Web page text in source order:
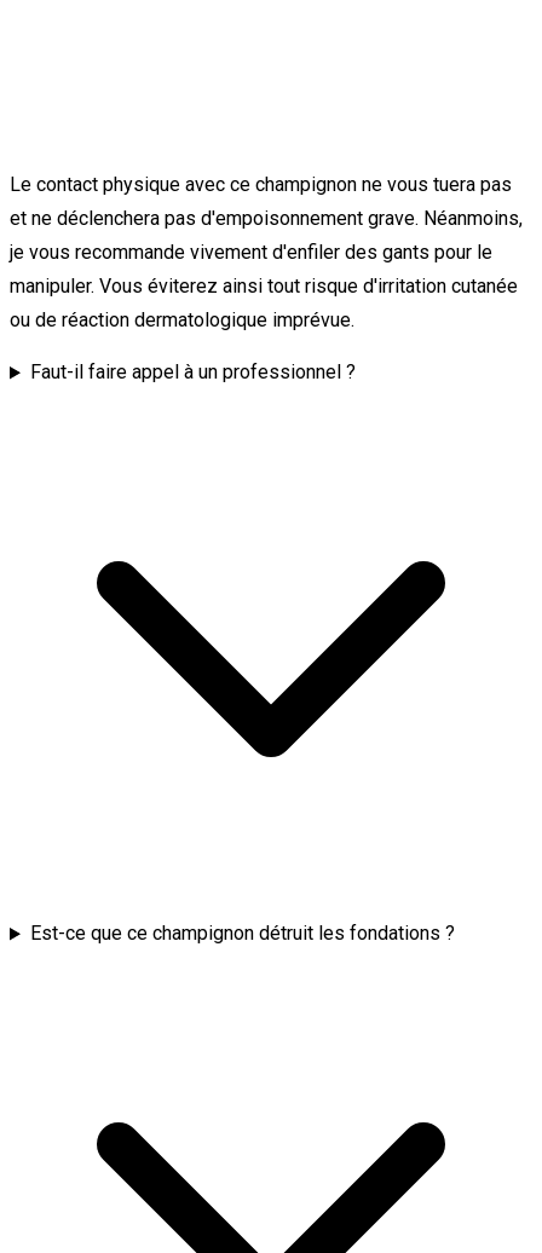
Le contact physique avec ce champignon ne vous tuera pas
et ne déclenchera pas d'empoisonnement grave. Néanmoins,
je vous recommande vivement d'enfiler des gants pour le
manipuler. Vous éviterez ainsi tout risque d'irritation cutanée
ou de réaction dermatologique imprévue.
Faut-il faire appel à un professionnel ?
Est-ce que ce champignon détruit les fondations ?